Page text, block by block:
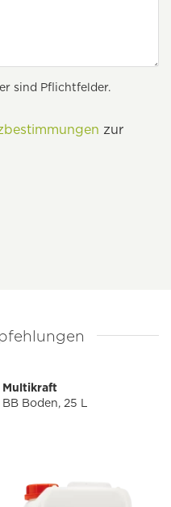
sind Pflichtfelder.
zur
Multikraft
BB Boden, 25 L